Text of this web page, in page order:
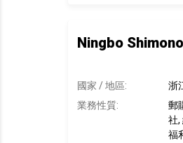
Ningbo
國家 / 地區:
浙
業務性質:
郵
社,
福